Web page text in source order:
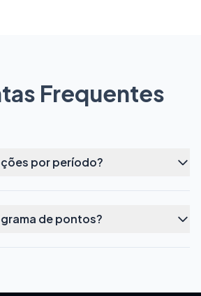
Frequentes
por período?
de pontos?